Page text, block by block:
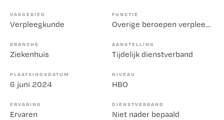
VAKGEBIED
Verpleegkunde
FUNCTIE
Overige beroepen verpleegkunde
BRANCHE
Ziekenhuis
AANSTELLING
Tijdelijk dienstverband
PLAATSINGSDATUM
6 juni 2024
NIVEAU
HBO
ERVARING
Ervaren
DIENSTVERBAND
Niet nader bepaald